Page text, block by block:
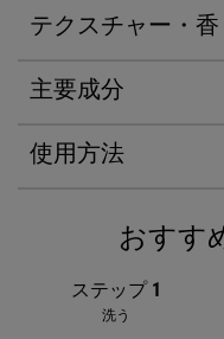
テクスチャー・香
主要成分
使用方法
PDP Comparison Table
PDP Complete Your Routine
おすす
ステップ 1
洗う